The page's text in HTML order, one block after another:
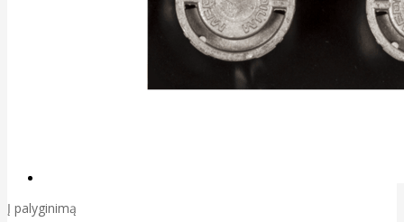
Į palyginimą